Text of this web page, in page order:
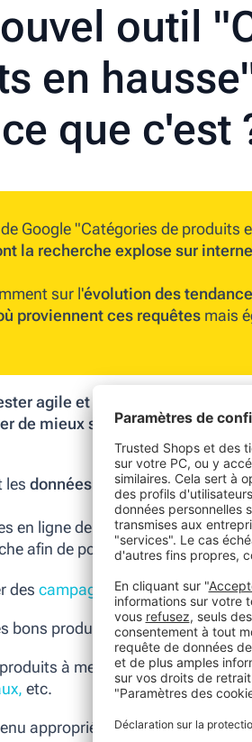
outil
en
que c'est
Google"Catégories de produits
la recherche explose sur
sur l'évolution des
proviennent ces requêtes mais
agile et de s’adapter
de mieux saisir les
Source :Google
les données sont mises à jour
en ligne de toutes tailles
afin de pouvoir :
des campagnes marketing et
bons produits ou services
à mettre en avant sur la
, etc.
approprié